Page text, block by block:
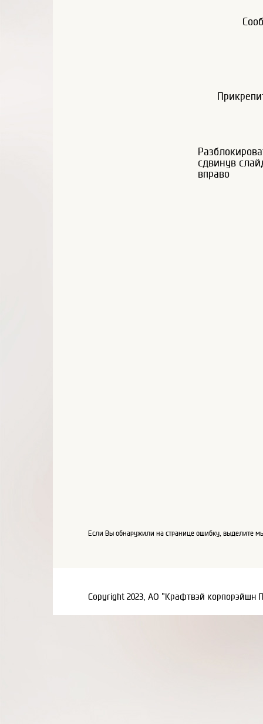
сдвинув
вправо
Если Вы обнаружили на странице ошибку, выделите
Copyright 2023, АО "Крафтвэй корпорэйшн